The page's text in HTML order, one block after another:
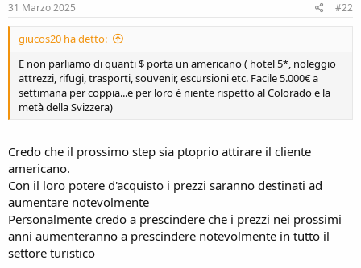
31 Marzo 2025 #22
giucos20 ha detto:
E non parliamo di quanti $ porta un americano ( hotel 5*, noleggio
attrezzi, rifugi, trasporti, souvenir, escursioni etc. Facile 5.000€ a
settimana per coppia...e per loro è niente rispetto al Colorado e la
metà della Svizzera)
Credo che il prossimo step sia ptoprio attirare il cliente
americano.
Con il loro potere d'acquisto i prezzi saranno destinati ad
aumentare notevolmente
Personalmente credo a prescindere che i prezzi nei prossimi
anni aumenteranno a prescindere notevolmente in tutto il
settore turistico